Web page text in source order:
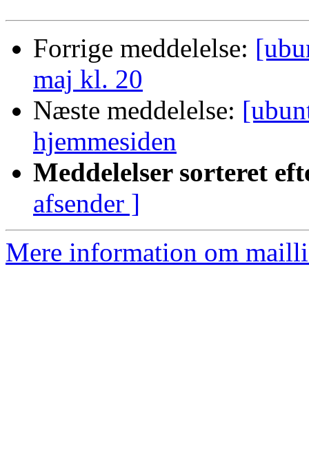
Forrige meddelelse:
maj kl. 20
Næste meddelelse:
hjemmesiden
Meddelelser sorteret
afsender ]
Mere information om